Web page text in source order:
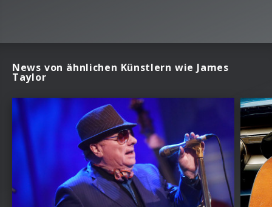
News von ähnlichen Künstlern wie James
Taylor